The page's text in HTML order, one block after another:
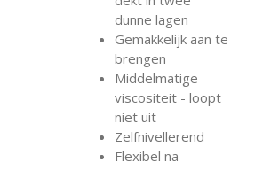
dunne lagen
Gemakkelijk aan te
brengen
Middelmatige
viscositeit - loopt
niet uit
Zelfnivellerend
Flexibel na